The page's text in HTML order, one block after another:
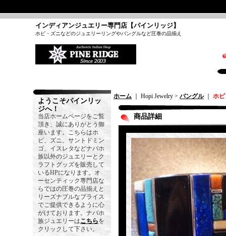
インディアンジュエリー専門店【パインリッジ】
ホピ・ズニなどのジュエリーリングやバングルなど圧巻の品揃え
ようこそパインリッ
ジへ！
当店ホームページをご覧
頂き、誠にありがとう御
座います。こちらはホ
ピ、ズニ、サントドミン
ゴ、イスレタなどナバホ
族以外のジュエリーとク
ラフトグッズを販売して
いるHPになります。オ
ーセンティック専門店な
らではの圧巻の品揃えと
リーズナブルなプライス
でご提供できるように心
がけております。ナバホ
族ジュエリーはこちらを
クリックして下さい。
ホーム ｜ Hopi Jewelry > バングル｜ ホ
商品詳細